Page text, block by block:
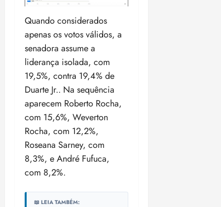
Quando considerados
apenas os votos válidos, a
senadora assume a
liderança isolada, com
19,5%, contra 19,4% de
Duarte Jr.. Na sequência
aparecem Roberto Rocha,
com 15,6%, Weverton
Rocha, com 12,2%,
Roseana Sarney, com
8,3%, e André Fufuca,
com 8,2%.
📖 LEIA TAMBÉM: